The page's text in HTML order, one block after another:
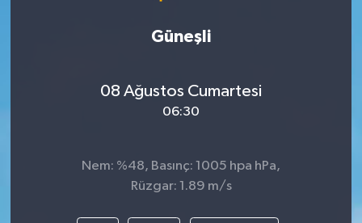
Güneşli
08 Ağustos Cumartesi
06:30
Nem: %48, Basınç: 1005 hpa hPa,
Rüzgar: 1.89 m/s